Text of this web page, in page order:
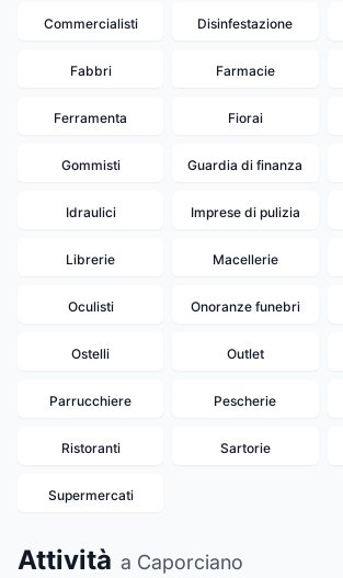
Commercialisti Disinfestazione
Fabbri Farmacie
Ferramenta Fiorai
Gommisti Guardia di finanza
Idraulici Imprese di pulizia
Librerie Macellerie
Oculisti Onoranze funebri
Ostelli Outlet
Parrucchiere Pescherie
Ristoranti Sartorie
Supermercati
Attività a Caporciano